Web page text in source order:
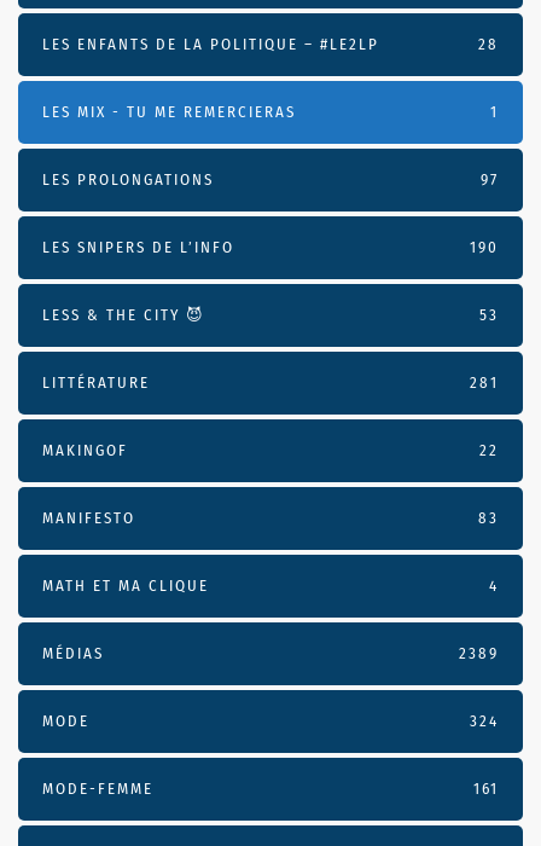
LES ENFANTS DE LA POLITIQUE – #LE2LP 28
LES MIX - TU ME REMERCIERAS 1
LES PROLONGATIONS 97
LES SNIPERS DE L’INFO 190
LESS & THE CITY 😈 53
LITTÉRATURE 281
MAKINGOF 22
MANIFESTO 83
MATH ET MA CLIQUE 4
MÉDIAS 2389
MODE 324
MODE-FEMME 161